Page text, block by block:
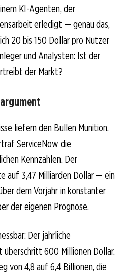
KI-Agenten, der
erledigt — genau das,
20 bis 150 Dollar pro Nutzer
und Analysten: Ist der
der Markt?
liefern den Bullen Munition.
ServiceNow die
Kennzahlen. Der
auf 3,47 Milliarden Dollar — ein
dem Vorjahr in konstanter
der eigenen Prognose.
Der jährliche
600 Millionen Dollar.
von 4,8 auf 6,4 Billionen, die